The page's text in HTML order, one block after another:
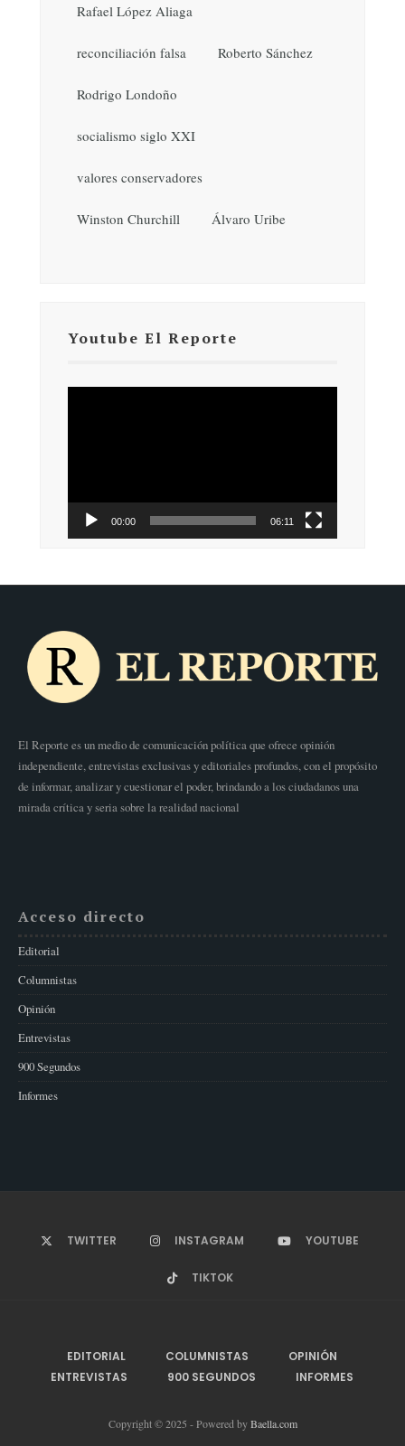
Rafael López Aliaga
reconciliación falsa Roberto Sánchez
Rodrigo Londoño
socialismo siglo XXI
valores conservadores
Winston Churchill Álvaro Uribe
Youtube El Reporte
00:00 06:11
El Reporte es un medio de comunicación política que ofrece opinión
independiente, entrevistas exclusivas y editoriales profundos, con el propósito
de informar, analizar y cuestionar el poder, brindando a los ciudadanos una
mirada crítica y seria sobre la realidad nacional
Acceso directo
Editorial
Columnistas
Opinión
Entrevistas
900 Segundos
Informes
TWITTER INSTAGRAM YOUTUBE
TIKTOK
EDITORIAL COLUMNISTAS
OPINIÓN
ENTREVISTAS
900 SEGUNDOS INFORMES
Copyright © 2025 - Powered byBaella.com